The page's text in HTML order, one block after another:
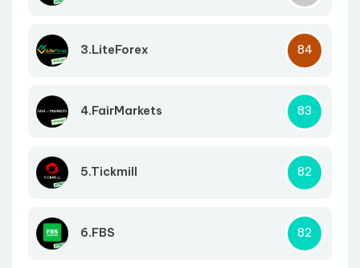
3.LiteForex 84
4.FairMarkets 83
5.Tickmill 82
6.FBS 82